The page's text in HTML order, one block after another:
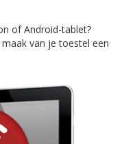
of Android-tablet?
van je toestel een